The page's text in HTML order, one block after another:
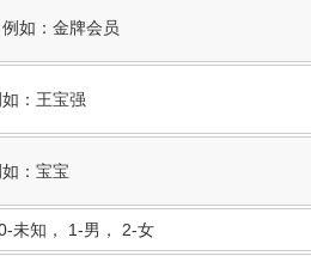
如：金牌会员
：王宝强
：宝宝
未知， 1-男， 2-女